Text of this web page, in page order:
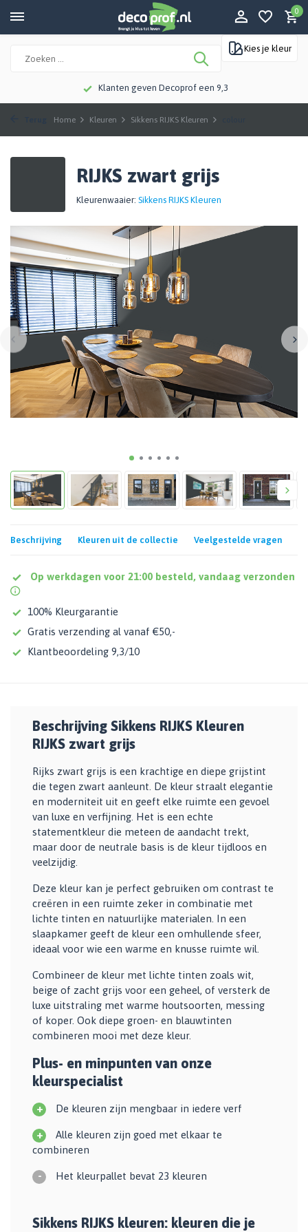
0
Kies je kleur
Klanten geven Decoprof een 9,3
Home Kleuren Sikkens RIJKS Kleuren
RIJKS zwart grijs
Kleurenwaaier: Sikkens RIJKS Kleuren
Beschrijving Kleuren uit de collectie Veelgestelde vragen
Op werkdagen voor 21:00 besteld, vandaag verzonden
100% Kleurgarantie
Gratis verzending al vanaf €50,-
Klantbeoordeling 9,3/10
Beschrijving Sikkens RIJKS Kleuren
RIJKS zwart grijs
Rijks zwart grijs is een krachtige en diepe grijstint
die tegen zwart aanleunt. De kleur straalt elegantie
en moderniteit uit en geeft elke ruimte een gevoel
van luxe en verfijning. Het is een echte
statementkleur die meteen de aandacht trekt,
maar door de neutrale basis is de kleur tijdloos en
veelzijdig.
Deze kleur kan je perfect gebruiken om contrast te
creëren in een ruimte zeker in combinatie met
lichte tinten en natuurlijke materialen. In een
slaapkamer geeft de kleur een omhullende sfeer,
ideaal voor wie een warme en knusse ruimte wil.
Combineer de kleur met lichte tinten zoals wit,
beige of zacht grijs voor een geheel, of versterk de
luxe uitstraling met warme houtsoorten, messing
of koper. Ook diepe groen- en blauwtinten
combineren mooi met deze kleur.
Plus- en minpunten van onze
kleurspecialist
+ De kleuren zijn mengbaar in iedere verf
+
Alle kleuren zijn goed met elkaar te
combineren
- Het kleurpallet bevat 23 kleuren
Sikkens RIJKS kleuren: kleuren die je